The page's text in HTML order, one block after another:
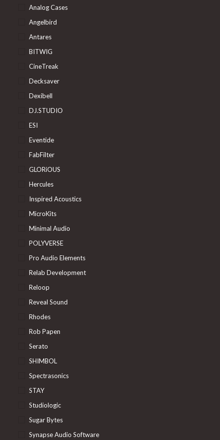
Analog Cases
Angelbird
Antares
BITWIG
CineTreak
Decksaver
Dexibell
DJ.STUDIO
ESI
Eventide
FabFilter
GLORiOUS
Hercules
Inspired Acoustics
MicroKits
Minimal Audio
POLYVERSE
Pro Audio Elements
Relab Development
Reloop
Reveal Sound
Rhodes
Rob Papen
Serato
SHIMBOL
Spectrasonics
STAY
Studiologic
Sugar Bytes
Synapse Audio Software